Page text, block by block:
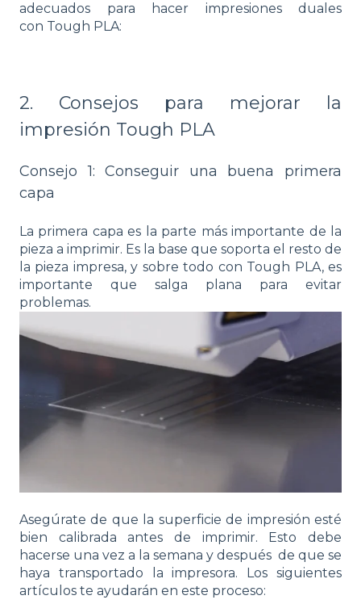
adecuados para hacer impresiones duales
con Tough PLA:
2. Consejos para mejorar la
impresión Tough PLA
Consejo 1: Conseguir una buena primera
capa
La primera capa es la parte más importante de la
pieza a imprimir. Es la base que soporta el resto de
la pieza impresa, y sobre todo con Tough PLA, es
importante que salga plana para evitar
problemas.
Asegúrate de que la superficie de impresión esté
bien calibrada antes de imprimir. Esto debe
hacerse una vez a la semana y después de que se
haya transportado la impresora. Los siguientes
artículos te ayudarán en este proceso: